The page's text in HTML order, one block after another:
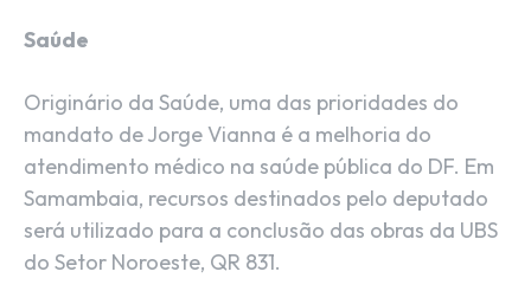
Saúde
Originário da Saúde, uma das prioridades do
mandato de Jorge Vianna é a melhoria do
atendimento médico na saúde pública do DF. Em
Samambaia, recursos destinados pelo deputado
será utilizado para a conclusão das obras da UBS
do Setor Noroeste, QR 831.